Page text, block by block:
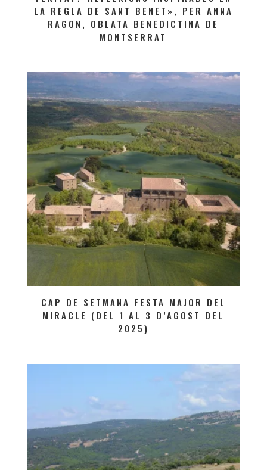
LA REGLA DE SANT BENET», PER ANNA
RAGON, OBLATA BENEDICTINA DE
MONTSERRAT
CAP DE SETMANA FESTA MAJOR DEL
MIRACLE (DEL 1 AL 3 D’AGOST DEL
2025)